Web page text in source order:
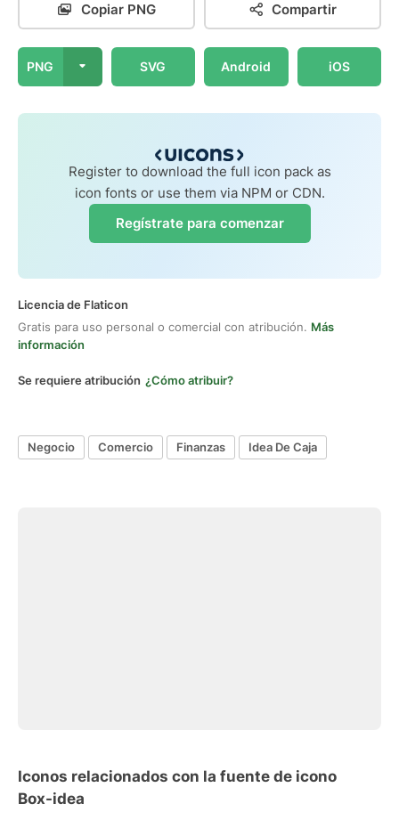
Copiar PNG Compartir
PNG SVG Android iOS
Register to download the full icon pack as
icon fonts or use them via NPM or CDN.
Regístrate para comenzar
Licencia de Flaticon
Gratis para uso personal o comercial con atribución. Más
información
Se requiere atribución ¿Cómo atribuir?
Negocio Comercio Finanzas Idea De Caja
Iconos relacionados con la fuente de icono
Box-idea